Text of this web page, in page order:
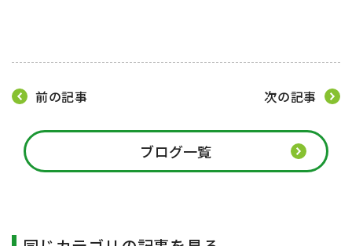
前の記事 次の記事
ブログ一覧